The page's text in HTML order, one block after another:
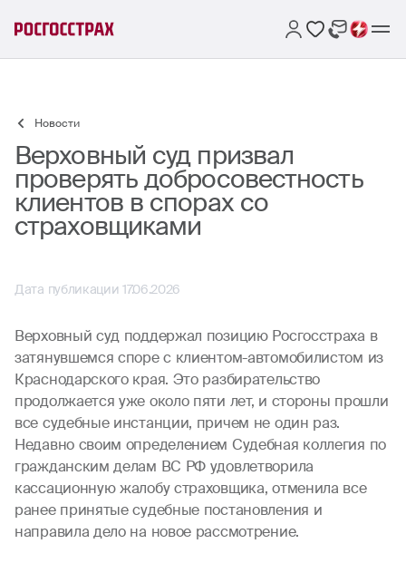
Новости
Верховный суд призвал
проверять добросовестность
клиентов в спорах со
страховщиками
Дата публикации 17.06.2026
Верховный суд поддержал позицию Росгосстраха в
затянувшемся споре с клиентом-автомобилистом из
Краснодарского края. Это разбирательство
продолжается уже около пяти лет, и стороны прошли
все судебные инстанции, причем не один раз.
Недавно своим определением Судебная коллегия по
гражданским делам ВС РФ удовлетворила
кассационную жалобу страховщика, отменила все
ранее принятые судебные постановления и
направила дело на новое рассмотрение.